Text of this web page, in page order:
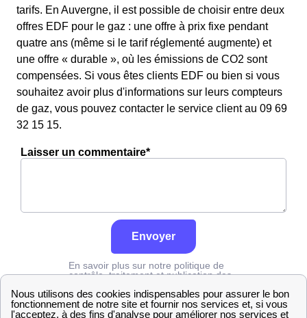
tarifs. En Auvergne, il est possible de choisir entre deux
offres EDF pour le gaz : une offre à prix fixe pendant
quatre ans (même si le tarif réglementé augmente) et
une offre « durable », où les émissions de CO2 sont
compensées. Si vous êtes clients EDF ou bien si vous
souhaitez avoir plus d'informations sur leurs compteurs
de gaz, vous pouvez contacter le service client au 09 69
32 15 15.
Laisser un commentaire*
Envoyer
En savoir plus sur notre politique de
contrôle, traitement et publication des